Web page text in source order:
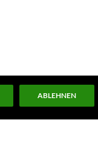
ABLEHNEN